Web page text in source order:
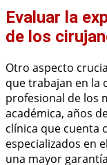
Evaluar la
de los
Otro aspecto
que trabajan en la
profesional de los
académica, años
clínica que cuenta
especializados en
una mayor